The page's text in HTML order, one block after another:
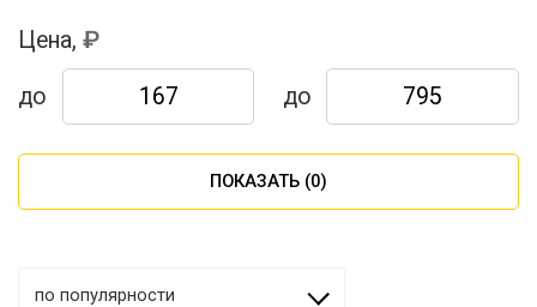
Цена,
до до
ПОКАЗАТЬ (0)
по популярности